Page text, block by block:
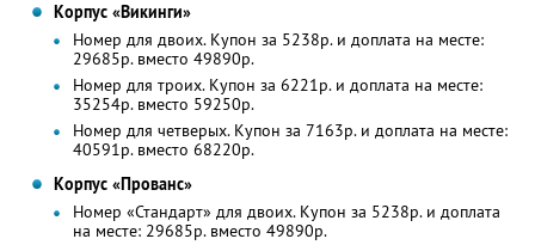
Корпус «Викинги»
Номер для двоих. Купон за 5238р. и доплата на месте:
29685р. вместо 49890р.
Номер для троих. Купон за 6221р. и доплата на месте:
35254р. вместо 59250р.
Номер для четверых. Купон за 7163р. и доплата на месте:
40591р. вместо 68220р.
Корпус «Прованс»
Номер «Стандарт» для двоих. Купон за 5238р. и доплата
на месте: 29685р. вместо 49890р.